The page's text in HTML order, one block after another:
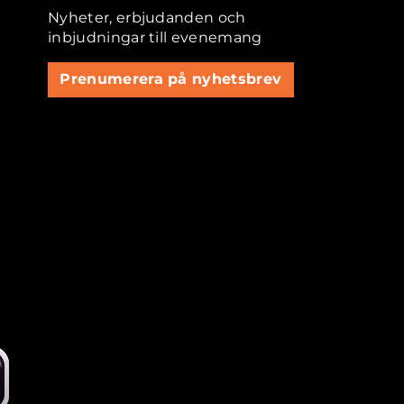
Nyheter, erbjudanden och
inbjudningar till evenemang
Prenumerera på nyhetsbrev